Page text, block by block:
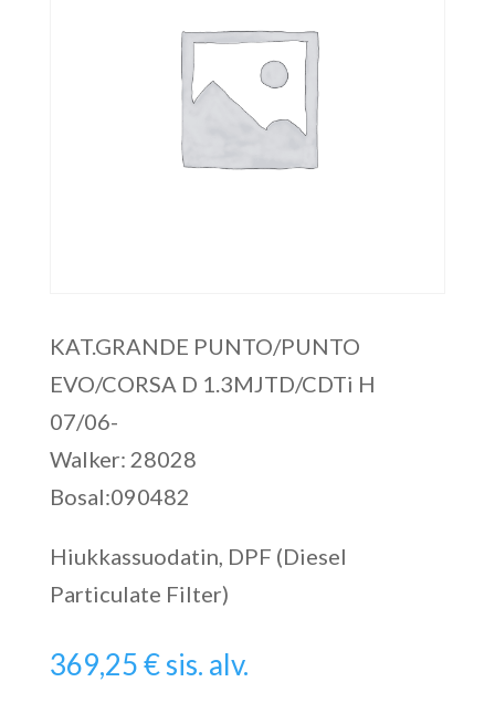
KAT.GRANDE PUNTO/PUNTO
EVO/CORSA D 1.3MJTD/CDTi H
07/06-
Walker: 28028
Bosal:090482
Hiukkassuodatin, DPF (Diesel
Particulate Filter)
369,25€sis. alv.